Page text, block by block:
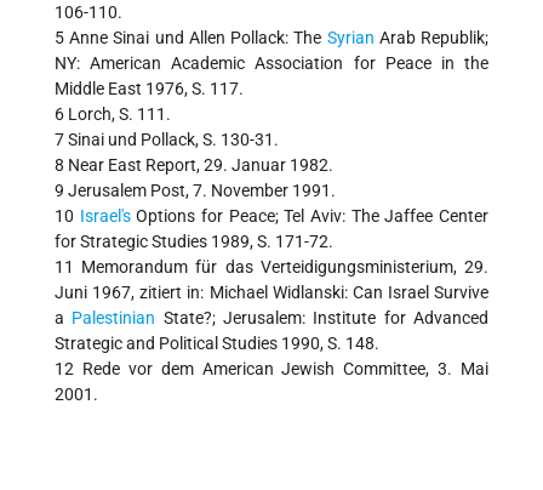
106-110.
5 Anne Sinai und Allen Pollack: The Syrian Arab Republik;
NY: American Academic Association for Peace in the
Middle East 1976, S. 117.
6 Lorch, S. 111.
7 Sinai und Pollack, S. 130-31.
8 Near East Report, 29. Januar 1982.
9 Jerusalem Post, 7. November 1991.
10 Israel'sOptions for Peace; Tel Aviv: The Jaffee Center
for Strategic Studies 1989, S. 171-72.
11 Memorandum für das Verteidigungsministerium, 29.
Juni 1967, zitiert in: Michael Widlanski: Can Israel Survive
a Palestinian State?; Jerusalem: Institute for Advanced
Strategic and Political Studies 1990, S. 148.
12 Rede vor dem American Jewish Committee, 3. Mai
2001.